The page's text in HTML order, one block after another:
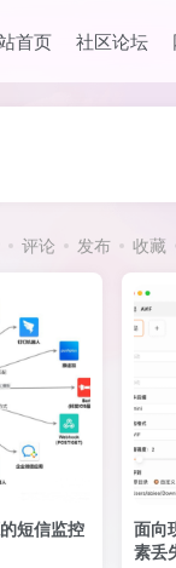
首页 社区论坛
评论 发布 收藏
短信监控
面向
素丢